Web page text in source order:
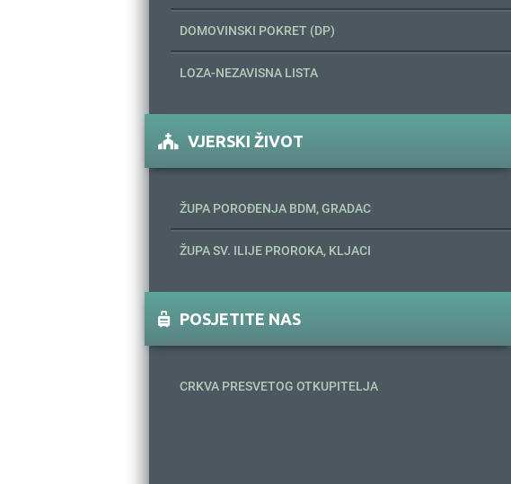
DOMOVINSKI POKRET (DP)
LOZA-NEZAVISNA LISTA
VJERSKI ŽIVOT
ŽUPA POROĐENJA BDM, GRADAC
ŽUPA SV. ILIJE PROROKA, KLJACI
POSJETITE NAS
CRKVA PRESVETOG OTKUPITELJA